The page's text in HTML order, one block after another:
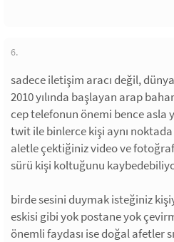
6.
sadece iletişim aracı değil,
2010 yılında başlayan arap
cep telefonun önemi bence asla
twit ile binlerce kişi aynı
aletle çektiğiniz video ve
sürü kişi koltuğunu
birde sesini duymak isteğiniz
eskisi gibi yok postane yok
önemli faydası ise doğal afetler